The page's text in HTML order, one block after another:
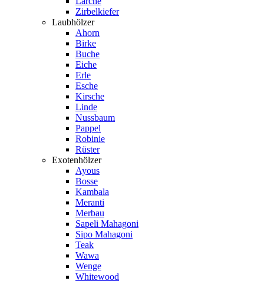
Zirbelkiefer
Laubhölzer
Ahorn
Birke
Buche
Eiche
Erle
Esche
Kirsche
Linde
Nussbaum
Pappel
Robinie
Rüster
Exotenhölzer
Ayous
Bosse
Kambala
Meranti
Merbau
Sapeli Mahagoni
Sipo Mahagoni
Teak
Wawa
Wenge
Whitewood